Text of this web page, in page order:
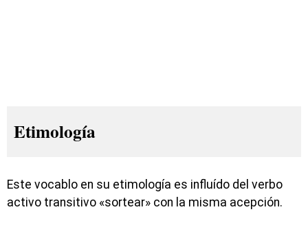
Etimología
Este vocablo en su etimología es influído del verbo
activo transitivo «sortear» con la misma acepción.